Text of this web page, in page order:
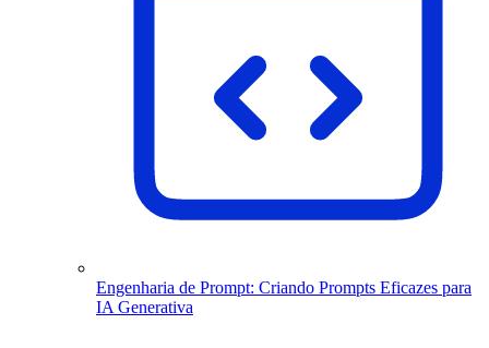
Engenharia de Prompt: Criando Prompts Eficazes para
IA Generativa